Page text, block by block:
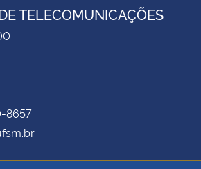
TELECOMUNICAÇÕES
8657